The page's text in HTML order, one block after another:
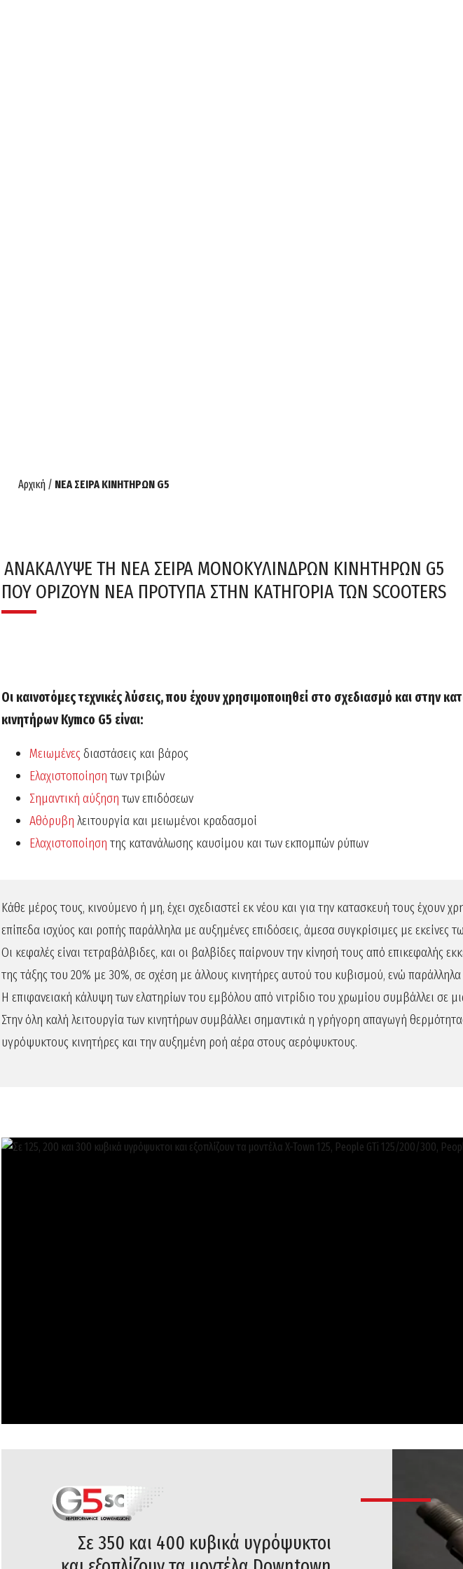
Αρχική / ΝΕΑ ΣΕΙΡΑ ΚΙΝΗΤΗΡΩΝ G5
ΑΝΑΚΑΛΥΨΕ ΤΗ ΝΕΑ ΣΕΙΡΑ ΜΟΝΟΚΥΛΙΝΔΡΩΝ ΚΙΝΗΤΗΡΩΝ G5
ΠΟΥ ΟΡΙΖΟΥΝ ΝΕΑ ΠΡΟΤΥΠΑ ΣΤΗΝ ΚΑΤΗΓΟΡΙΑ ΤΩΝ SCOOTERS
Οι καινοτόμες τεχνικές λύσεις, που έχουν χρησιμοποιηθεί στο σχεδιασμό και
κινητήρων Kymco G5 είναι:
Μειωμένες διαστάσεις και βάρος
Ελαχιστοποίηση των τριβών
Σημαντική αύξηση των επιδόσεων
Αθόρυβη λειτουργία και μειωμένοι κραδασμοί
Ελαχιστοποίηση της κατανάλωσης καυσίμου και των εκπομπών ρύπων
Κάθε μέρος τους, κινούμενο ή μη, έχει σχεδιαστεί εκ νέου και για την κατασκευή τους έχουν
επίπεδα ισχύος και ροπής παράλληλα με αυξημένες επιδόσεις, άμεσα συγκρίσιμες με
Οι κεφαλές είναι τετραβάλβιδες, και οι βαλβίδες παίρνουν την κίνησή τους από
της τάξης του 20% με 30%, σε σχέση με άλλους κινητήρες αυτού του κυβισμού, ενώ
Η επιφανειακή κάλυψη των ελατηρίων του εμβόλου από νιτρίδιο του χρωμίου συμβάλλει σε
Στην όλη καλή λειτουργία των κινητήρων συμβάλλει σημαντικά η γρήγορη απαγωγή
υγρόψυκτους κινητήρες και την αυξημένη ροή αέρα στους αερόψυκτους.
Σε 350 και 400 κυβικά υγρόψυκτοι